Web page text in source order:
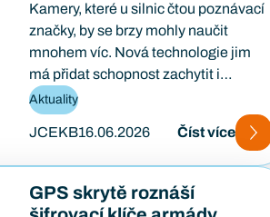
Kamery, které u silnic čtou poznávací
značky, by se brzy mohly naučit
mnohem víc. Nová technologie jim
má přidat schopnost zachytit i
Bluetooth signály z…
Aktuality
JCEKB16.06.2026 Číst více
GPS skrytě roznáší